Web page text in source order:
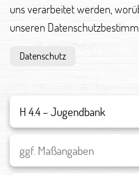
uns verarbeitet werden,
unseren
Datenschutz